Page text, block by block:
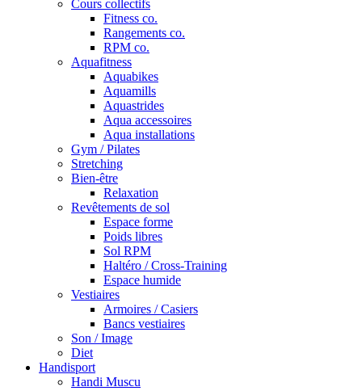
Cours collectifs
Fitness co.
Rangements co.
RPM co.
Aquafitness
Aquabikes
Aquamills
Aquastrides
Aqua accessoires
Aqua installations
Gym / Pilates
Stretching
Bien-être
Relaxation
Revêtements de sol
Espace forme
Poids libres
Sol RPM
Haltéro / Cross-Training
Espace humide
Vestiaires
Armoires / Casiers
Bancs vestiaires
Son / Image
Diet
Handisport
Handi Muscu